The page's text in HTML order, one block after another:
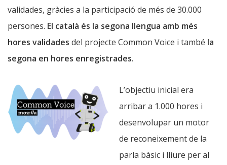
validades, gràcies a la participació de més de 30.000
persones. El català és la segona llengua amb més
hores validades del projecte Common Voice i també la
segona en hores enregistrades.
L’objectiu inicial era
arribar a 1.000 hores i
desenvolupar un motor
de reconeixement de la
parla bàsic i lliure per al